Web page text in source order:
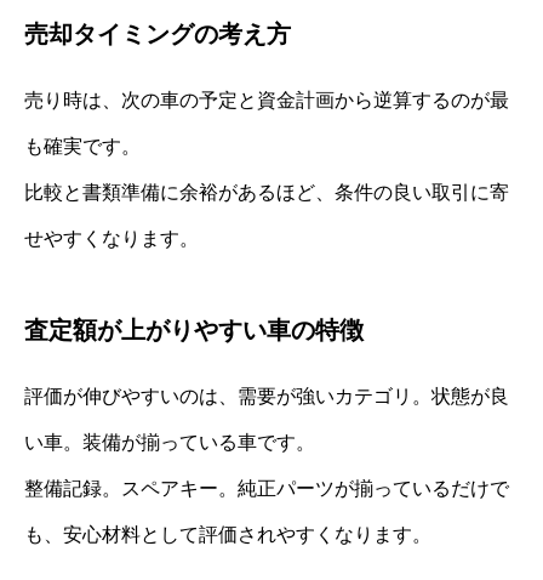
売却タイミングの考え方
売り時は、次の車の予定と資金計画から逆算するのが最
も確実です。
比較と書類準備に余裕があるほど、条件の良い取引に寄
せやすくなります。
査定額が上がりやすい車の特徴
評価が伸びやすいのは、需要が強いカテゴリ。状態が良
い車。装備が揃っている車です。
整備記録。スペアキー。純正パーツが揃っているだけで
も、安心材料として評価されやすくなります。